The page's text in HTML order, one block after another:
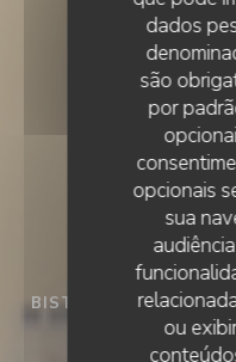
dados
são
por
opcionais
sua
ou
BISTROT / CUISINE